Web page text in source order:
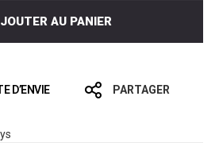
AU PANIER
D’ENVIE PARTAGER